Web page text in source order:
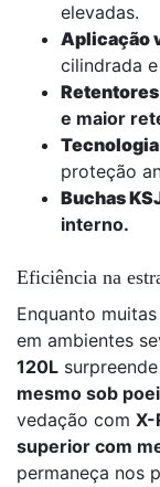
elevadas.
Aplicação
cilindrada
e maior
proteção
Buchas
interno.
Eficiência na
Enquanto
em ambientes
120L
mesmo sob
vedação com X-
superior com
permaneça nos